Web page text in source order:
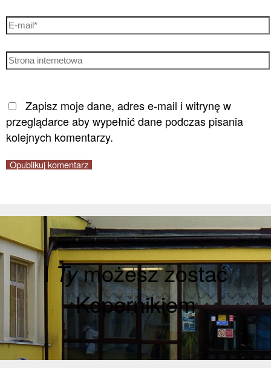
Zapisz moje dane, adres e-mail i witrynę w
przeglądarce aby wypełnić dane podczas pisania
kolejnych komentarzy.
I Tymożesz zostać
Kopernikiem